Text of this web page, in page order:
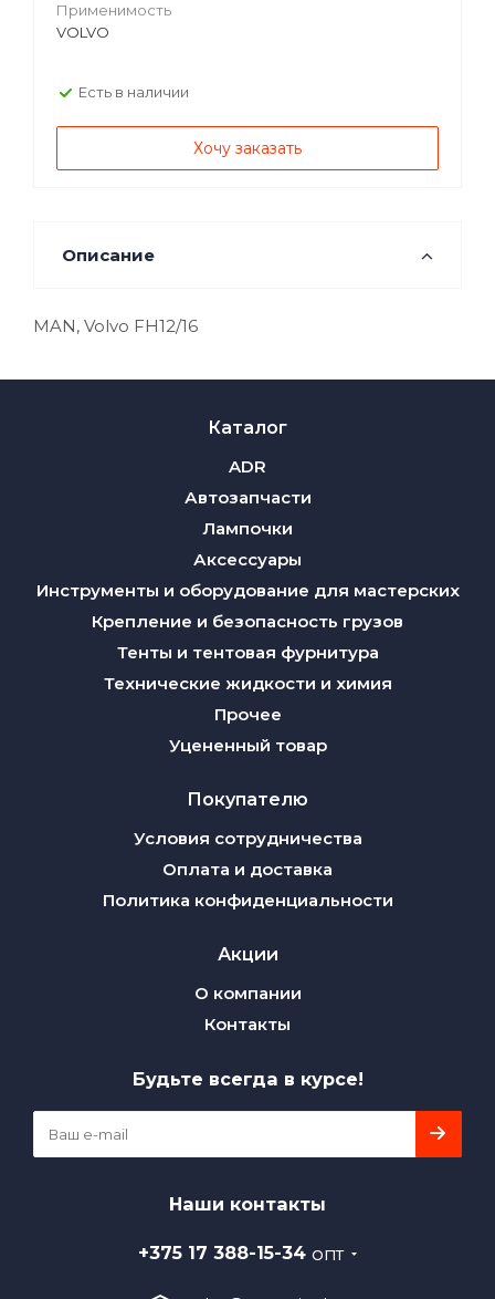
Применимость
VOLVO
Есть в наличии
Хочу заказать
Описание
MAN, Volvo FH12/16
Каталог
ADR
Автозапчасти
Лампочки
Аксессуары
Инструменты и оборудование для мастерских
Крепление и безопасность грузов
Тенты и тентовая фурнитура
Технические жидкости и химия
Прочее
Уцененный товар
Покупателю
Условия сотрудничества
Оплата и доставка
Политика конфиденциальности
Акции
О компании
Контакты
Будьте всегда в курсе!
Наши контакты
+375 17 388-15-34 ОПТ